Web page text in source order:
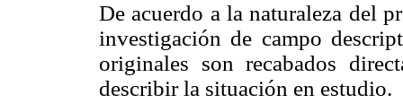
De acuerdo a la naturaleza del
investigación de campo
originales son recabados
describir la situación en estudio.